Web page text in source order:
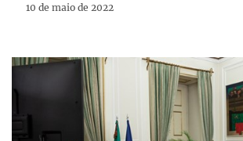
10 de maio de 2022